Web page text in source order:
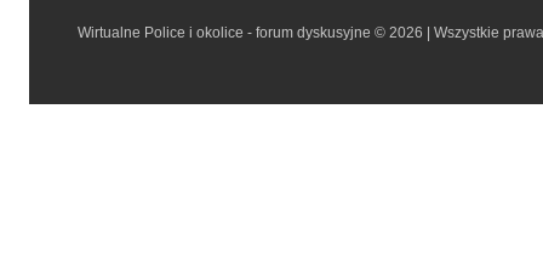
Wirtualne Police i okolice - forum dyskusyjne © 2026 | Wszystkie